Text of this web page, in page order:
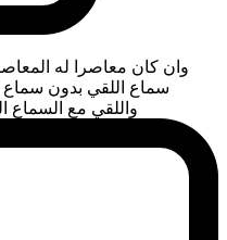
وان كان معاصرا له
سماع اللقي بدون
واللقي مع السماع